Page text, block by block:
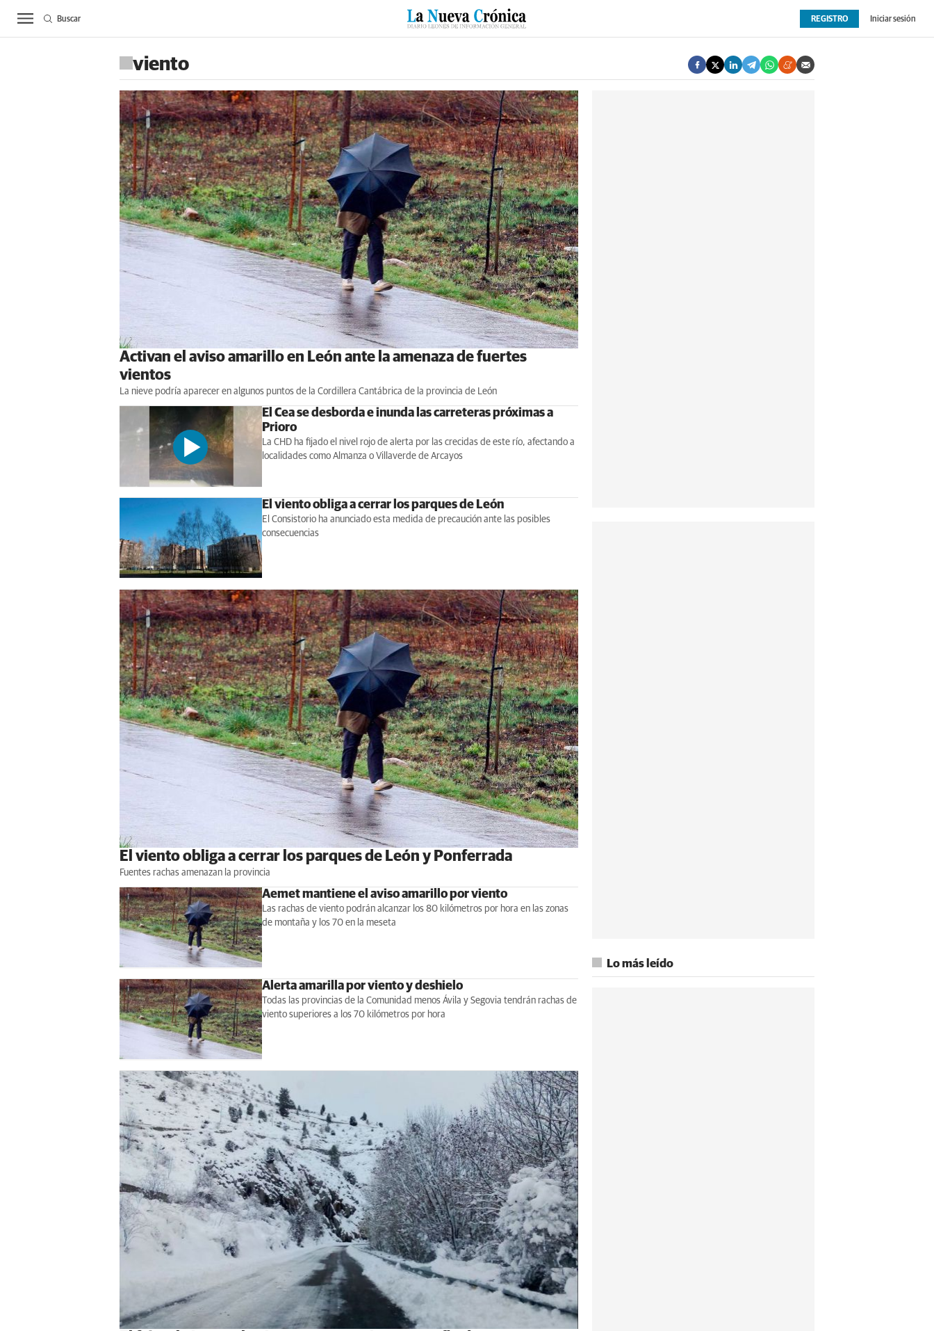
ACTUALIDAD BIERZO SUCESOS CULTURAS ESPECIALES DEPORTES OPINIÓN EXTRAS
REGISTRO Iniciar sesión
Buscar
viento
Activan el aviso amarillo en León ante la amenaza de fuertes
vientos
La nieve podría aparecer en algunos puntos de la Cordillera Cantábrica de la provincia de León
El Cea se desborda e inunda las carreteras próximas a
Prioro
La CHD ha fijado el nivel rojo de alerta por las crecidas de este río, afectando a
localidades como Almanza o Villaverde de Arcayos
El viento obliga a cerrar los parques de León
El Consistorio ha anunciado esta medida de precaución ante las posibles
consecuencias
El viento obliga a cerrar los parques de León y Ponferrada
Fuentes rachas amenazan la provincia
Aemet mantiene el aviso amarillo por viento
Las rachas de viento podrán alcanzar los 80 kilómetros por hora en las zonas
de montaña y los 70 en la meseta
Alerta amarilla por viento y deshielo
Todas las provincias de la Comunidad menos Ávila y Segovia tendrán rachas de
viento superiores a los 70 kilómetros por hora
Lo más leído